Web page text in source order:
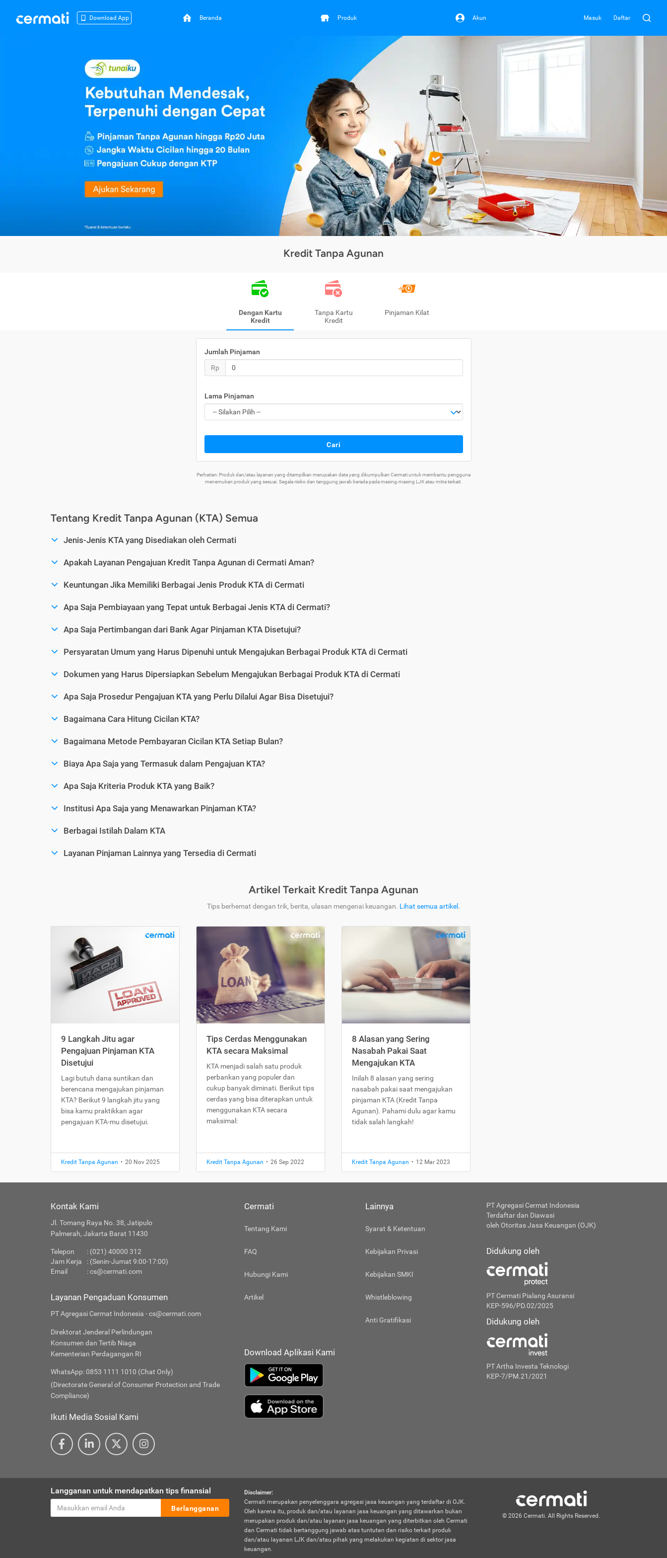
Download App Beranda Produk Akun Masuk Daftar
Kredit Tanpa Agunan
Dengan Kartu
Kredit
Tanpa Kartu
Kredit
Pinjaman Kilat
Jumlah Pinjaman
Rp
Lama Pinjaman
Cari
Perhatian: Produk dan/atau layanan yang ditampilkan merupakan data yang dikumpulkan Cermati untuk membantu pengguna
menemukan produk yang sesuai. Segala risiko dan tanggung jawab berada pada masing-masing LJK atau mitra terkait.
Tentang Kredit Tanpa Agunan (KTA) Semua
Jenis-Jenis KTA yang Disediakan oleh Cermati
Apakah Layanan Pengajuan Kredit Tanpa Agunan di Cermati Aman?
Keuntungan Jika Memiliki Berbagai Jenis Produk KTA di Cermati
Apa Saja Pembiayaan yang Tepat untuk Berbagai Jenis KTA di Cermati?
Apa Saja Pertimbangan dari Bank Agar Pinjaman KTA Disetujui?
Persyaratan Umum yang Harus Dipenuhi untuk Mengajukan Berbagai Produk KTA di Cermati
Dokumen yang Harus Dipersiapkan Sebelum Mengajukan Berbagai Produk KTA di Cermati
Apa Saja Prosedur Pengajuan KTA yang Perlu Dilalui Agar Bisa Disetujui?
Bagaimana Cara Hitung Cicilan KTA?
Bagaimana Metode Pembayaran Cicilan KTA Setiap Bulan?
Biaya Apa Saja yang Termasuk dalam Pengajuan KTA?
Apa Saja Kriteria Produk KTA yang Baik?
Institusi Apa Saja yang Menawarkan Pinjaman KTA?
Berbagai Istilah Dalam KTA
Layanan Pinjaman Lainnya yang Tersedia di Cermati
Artikel Terkait Kredit Tanpa Agunan
Tips berhemat dengan trik, berita, ulasan mengenai keuangan. Lihat semua artikel .
9 Langkah Jitu agar
Pengajuan Pinjaman KTA
Disetujui
Lagi butuh dana suntikan dan
berencana mengajukan pinjaman
KTA? Berikut 9 langkah jitu yang
bisa kamu praktikkan agar
pengajuan KTA-mu disetujui.
Kredit Tanpa Agunan • 20 Nov 2025
Tips Cerdas Menggunakan
KTA secara Maksimal
KTA menjadi salah satu produk
perbankan yang populer dan
cukup banyak diminati. Berikut tips
cerdas yang bisa diterapkan untuk
menggunakan KTA secara
maksimal:
Kredit Tanpa Agunan • 26 Sep 2022
8 Alasan yang Sering
Nasabah Pakai Saat
Mengajukan KTA
Inilah 8 alasan yang sering
nasabah pakai saat mengajukan
pinjaman KTA (Kredit Tanpa
Agunan). Pahami dulu agar kamu
tidak salah langkah!
Kredit Tanpa Agunan • 12 Mar 2023
Kontak Kami
Jl. Tomang Raya No. 38, Jatipulo
Palmerah, Jakarta Barat 11430
Telepon
: (021) 40000 312
Jam Kerja
: (Senin-Jumat 9:00-17:00)
Email
:cs@cermati.com
Layanan Pengaduan Konsumen
PT Agregasi Cermat Indonesia - cs@cermati.com
Direktorat Jenderal Perlindungan
Konsumen dan Tertib Niaga
Kementerian Perdagangan RI
WhatsApp: 0853 1111 1010 (Chat Only)
(Directorate General of Consumer Protection and Trade
Compliance)
Ikuti Media Sosial Kami
Cermati
Tentang Kami
FAQ
Hubungi Kami
Artikel
Lainnya
Syarat & Ketentuan
Kebijakan Privasi
Kebijakan SMKI
Whistleblowing
Anti Gratifikasi
Download Aplikasi Kami
PT Agregasi Cermat Indonesia
Terdaftar dan Diawasi
oleh Otoritas Jasa Keuangan (OJK)
Didukung oleh
PT Cermati Pialang Asuransi
KEP-596/PD.02/2025
Didukung oleh
PT Artha Investa Teknologi
KEP-7/PM.21/2021
Langganan untuk mendapatkan tips finansial
Berlangganan
Disclaimer:
Cermati merupakan penyelenggara agregasi jasa keuangan yang terdaftar di OJK.
Oleh karena itu, produk dan/atau layanan jasa keuangan yang ditawarkan bukan
merupakan produk dan/atau layanan jasa keuangan yang diterbitkan oleh Cermati
dan Cermati tidak bertanggung jawab atas tuntutan dan risiko terkait produk
dan/atau layanan LJK dan/atau pihak yang melakukan kegiatan di sektor jasa
keuangan.
© 2026 Cermati. All Rights Reserved.